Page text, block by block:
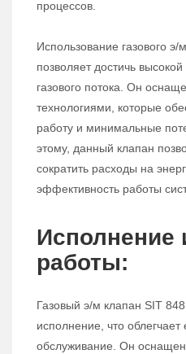
процессов.
Использование газового
позволяет достичь
газового потока. Он
технологиями, которые
работу и минимальные
этому, данный клапан
сократить расходы на
эффективность работы
Исполнение
работы:
Газовый э/м клапан SIT
исполнение, что облегчает
обслуживание. Он оснащен